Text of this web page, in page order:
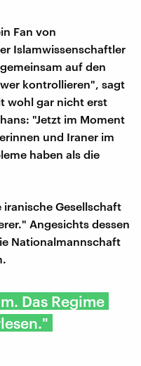
Fan von
Islamwissenschaftler
auf den
kontrollieren", sagt
wohl gar nicht erst
"Jetzt im Moment
und Iraner im
haben als die
iranische Gesellschaft
Angesichts dessen
Nationalmannschaft
Das Regime